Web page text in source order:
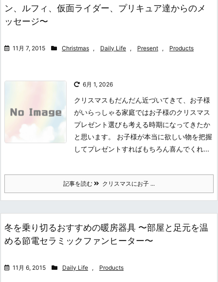
ン、ルフィ、仮面ライダー、プリキュア達からのメ
ッセージ〜
11月 7, 2015 Christmas , Daily Life , Present , Products
6月 1, 2026
クリスマスもだんだん近づいてきて、お子様
がいらっしゃる家庭ではお子様のクリスマス
プレゼント選びも考える時期になってきたか
と思います。 お子様が本当に欲しい物を把握
してプレゼントすればもちろん喜んでくれ...
記事を読む クリスマスにお子 ...
冬を乗り切るおすすめの暖房器具 〜部屋と足元を温
める節電セラミックファンヒーター〜
11月 6, 2015 Daily Life , Products